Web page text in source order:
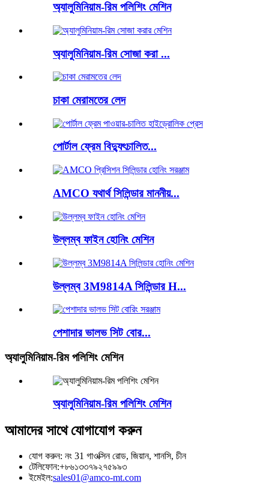
অ্যালুমিনিয়াম-রিম পলিশিং মেশিন
অ্যালুমিনিয়াম-রিম সোজা করা ...
চাকা মেরামতের লেদ
পোর্টাল ফ্রেম বিদ্যুৎচালিত...
AMCO যথার্থ সিলিন্ডার মাননীয়...
উল্লম্ব ফাইন হোনিং মেশিন
উল্লম্ব 3M9814A সিলিন্ডার H...
পেশাদার ভালভ সিট বোর...
অ্যালুমিনিয়াম-রিম পলিশিং মেশিন
অ্যালুমিনিয়াম-রিম পলিশিং মেশিন
আমাদের সাথে যোগাযোগ করুন
যোগ করুন: নং 31 গাওক্সিন রোড, জিয়ান, শানসি, চীন
টেলিফোন:+৮৬১৩৩৭৯২৭৫৯৯৩
ইমেইল:sales01@amco-mt.com